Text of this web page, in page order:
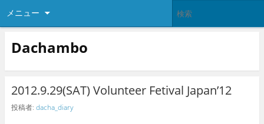
メニュー
Dachambo
2012.9.29(SAT) Volunteer Fetival Japan’12
投稿者: dacha_diary